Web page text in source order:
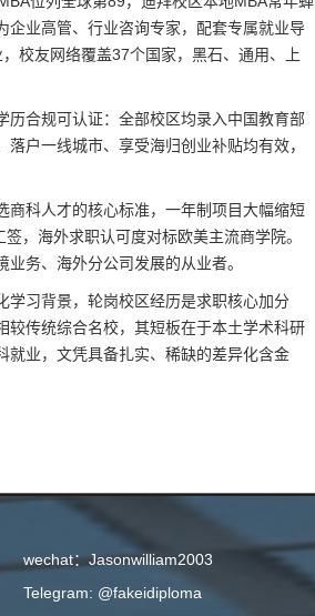
企业高管、行业咨询专家，配套专属就业导
校友网络覆盖37个国家，黑石、通用、上
合规可认证：全部校区均录入中国教育部
户一线城市、享受海归创业补贴均有效，
商科人才的核心标准，一年制项目大幅缩短
，海外求职认可度对标欧美主流商学院。
务、海外分公司发展的从业者。
学习背景，轮岗校区经历是求职核心加分
较传统综合名校，其短板在于本土学术科研
就业，文凭具备扎实、稀缺的差异化含金
wechat：Jasonwilliam2003
Telegram: @fakeidiploma